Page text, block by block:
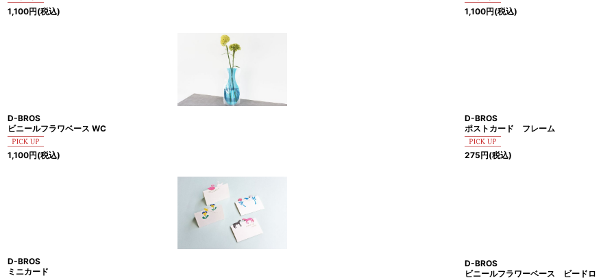
1,100円(税込) 1,100円(税込)
D-BROS
ビニールフラワベース WC
1,100円(税込)
D-BROS
ポストカード フレーム
275円(税込)
D-BROS
ミニカード
D-BROS
ビニールフラワーベース ビードロ